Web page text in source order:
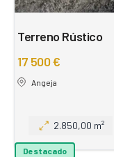
Terreno Rústico
17 500 €
Angeja
2.850,00 m²
Destacado